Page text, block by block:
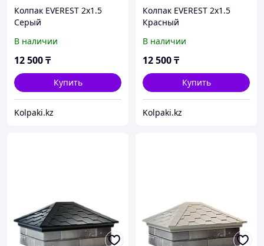
Колпак EVEREST 2x1.5
Серый
В наличии
12 500₸
Купить
Kolpaki.kz
Колпак EVEREST 2x1.5
Красный
В наличии
12 500₸
Купить
Kolpaki.kz